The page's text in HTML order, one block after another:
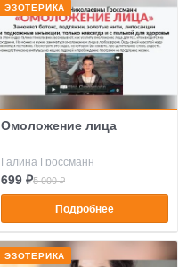
ЭЗОТЕРИКА
Омоложение лица
Галина Гроссманн
699 ₽5 000 ₽
Подробнее
ЭЗОТЕРИКА